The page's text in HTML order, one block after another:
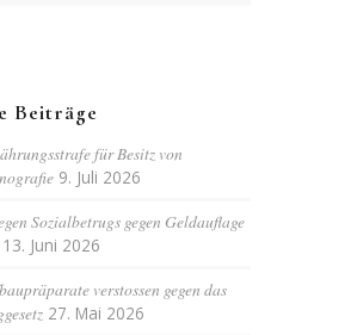
Beiträge
für Besitz von
9. Juli 2026
Sozialbetrugs gegen Geldauflage
13. Juni 2026
verstossen gegen das
27. Mai 2026